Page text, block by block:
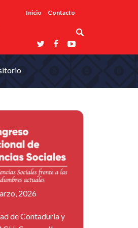
Inicio Contacto
2026
de Contaduría y